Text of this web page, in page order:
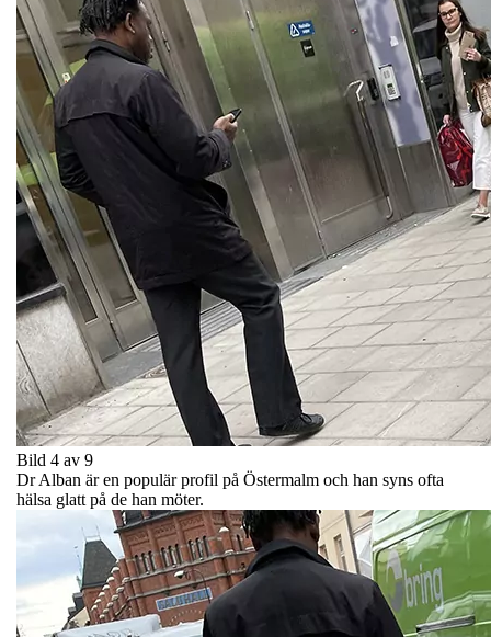
Bild 4 av 9
Dr Alban är en populär profil på Östermalm och han syns ofta
hälsa glatt på de han möter.